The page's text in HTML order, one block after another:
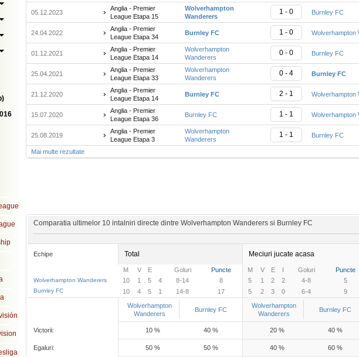
05.12.2023
Anglia - Premier
League Etapa 15
Wolverhampton
Wanderers
1 - 0 Burnley FC
24.04.2022
Anglia - Premier
League Etapa 34
Burnley FC 1 - 0 Wolverhampton
01.12.2021
Anglia - Premier
League Etapa 14
Wolverhampton
Wanderers
0 - 0 Burnley FC
25.04.2021
Anglia - Premier
League Etapa 33
Wolverhampton
Wanderers
0 - 4 Burnley FC
21.12.2020
Anglia - Premier
League Etapa 14
Burnley FC 2 - 1 Wolverhampton
15.07.2020
Anglia - Premier
League Etapa 36
Burnley FC 1 - 1 Wolverhampton
25.08.2019
Anglia - Premier
League Etapa 3
Wolverhampton
Wanderers
1 - 1 Burnley FC
Mai multe rezultate
Comparatia ultimelor 10 intalniri directe dintre Wolverhampton Wanderers si Burnley FC
Echipe Total Meciuri jucate acasa
M V E Goluri Puncte M V E I Goluri Puncte
Wolverhampton Wanderers 10 1 5 4 8-14 8 5 1 2 2 4-8 5
Burnley FC 10 4 5 1 14-8 17 5 2 3 0 6-4 9
Wolverhampton
Wanderers
Burnley FC
Wolverhampton
Wanderers
Burnley FC
Victorii: 10 % 40 % 20 % 40 %
Egaluri: 50 % 50 % 40 % 60 %